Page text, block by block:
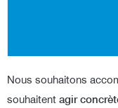
Nous souhaitons
souhaitent agir